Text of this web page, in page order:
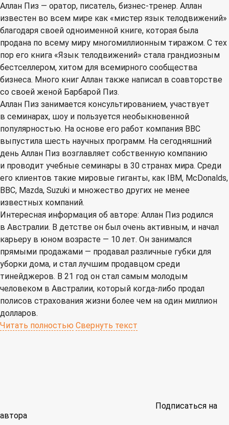
Аллан Пиз — оратор, писатель, бизнес-тренер. Аллан
известен во всем мире как «мистер язык телодвижений»
благодаря своей одноименной книге, которая была
продана по всему миру многомиллионным тиражом. С тех
пор его книга «Язык телодвижений» стала грандиозным
бестселлером, хитом для всемирного сообщества
бизнеса. Много книг Аллан также написал в соавторстве
со своей женой Барбарой Пиз.
Аллан Пиз занимается консультированием, участвует
в семинарах, шоу и пользуется необыкновенной
популярностью. На основе его работ компания BBC
выпустила шесть научных программ. На сегодняшний
день Аллан Пиз возглавляет собственную компанию
и проводит учебные семинары в 30 странах мира. Среди
его клиентов такие мировые гиганты, как IBM, McDonalds,
BBC, Mazda, Suzuki и множество других не менее
известных компаний.
Интересная информация об авторе: Аллан Пиз родился
в Австралии. В детстве он был очень активным, и начал
карьеру в юном возрасте — 10 лет. Он занимался
прямыми продажами — продавал различные губки для
уборки дома, и стал лучшим продавцом среди
тинейджеров. В 21 год он стал самым молодым
человеком в Австралии, который когда-либо продал
полисов страхования жизни более чем на один миллион
долларов.
Читать полностью Свернуть текст
Подписаться на
автора